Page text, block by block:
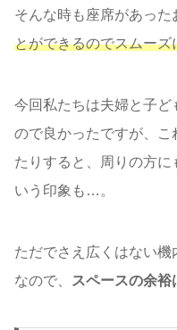
そんな時も座席があった
とができるのでスムー
今回私たちは夫婦と子ど
ので良かったですが、
たりすると、周りの方
いう印象も…。
ただでさえ広くはない
なので、
スペースの余裕